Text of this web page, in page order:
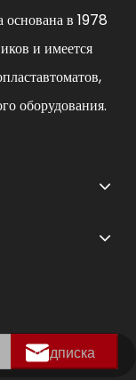
в 1978
и имеется
оборудования.
подписка